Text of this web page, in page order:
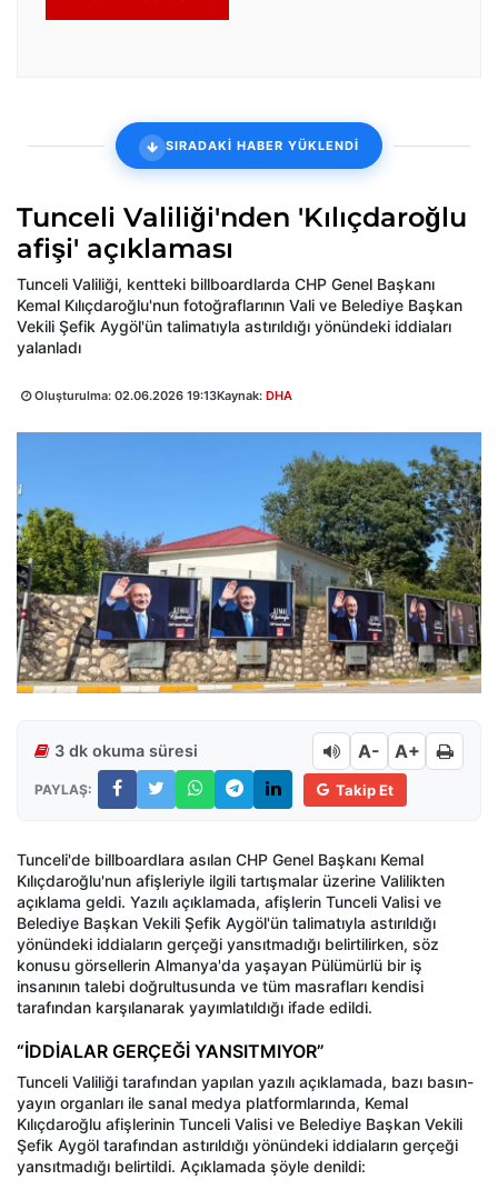
SIRADAKİ HABER YÜKLENDİ
Tunceli Valiliği'nden 'Kılıçdaroğlu
afişi' açıklaması
Tunceli Valiliği, kentteki billboardlarda CHP Genel Başkanı
Kemal Kılıçdaroğlu'nun fotoğraflarının Vali ve Belediye Başkan
Vekili Şefik Aygöl'ün talimatıyla astırıldığı yönündeki iddiaları
yalanladı
Oluşturulma: 02.06.2026 19:13Kaynak: DHA
3 dk okuma süresi A- A+
PAYLAŞ: Takip Et
Tunceli'de billboardlara asılan CHP Genel Başkanı Kemal
Kılıçdaroğlu'nun afişleriyle ilgili tartışmalar üzerine Valilikten
açıklama geldi. Yazılı açıklamada, afişlerin Tunceli Valisi ve
Belediye Başkan Vekili Şefik Aygöl'ün talimatıyla astırıldığı
yönündeki iddiaların gerçeği yansıtmadığı belirtilirken, söz
konusu görsellerin Almanya'da yaşayan Pülümürlü bir iş
insanının talebi doğrultusunda ve tüm masrafları kendisi
tarafından karşılanarak yayımlatıldığı ifade edildi.
“İDDİALAR GERÇEĞİ YANSITMIYOR”
Tunceli Valiliği tarafından yapılan yazılı açıklamada, bazı basın-
yayın organları ile sanal medya platformlarında, Kemal
Kılıçdaroğlu afişlerinin Tunceli Valisi ve Belediye Başkan Vekili
Şefik Aygöl tarafından astırıldığı yönündeki iddiaların gerçeği
yansıtmadığı belirtildi. Açıklamada şöyle denildi: